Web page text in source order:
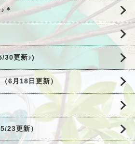
＊
30更新♪)
6月18日更新）
23更新）